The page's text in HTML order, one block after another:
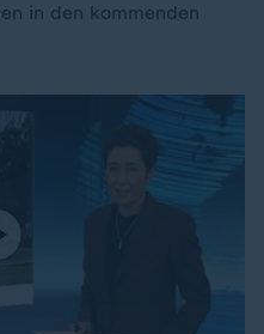
in den kommenden